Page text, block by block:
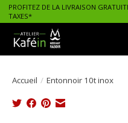
PROFITEZ DE LA LIVRAISON
TAXES*
Accueil / Entonnoir 10t inox